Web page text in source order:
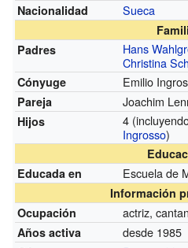
Nacionalidad Sueca
Padres
Hans
Christina
Cónyuge Emilio
Pareja Joachim
Hijos 4
Ingrosso)
Educada en
Escuela de
Información
Ocupación
actriz,
Años activa desde 1985